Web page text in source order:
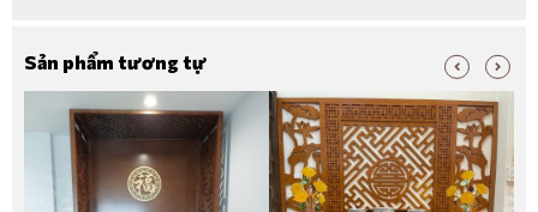
Sản phẩm tương tự